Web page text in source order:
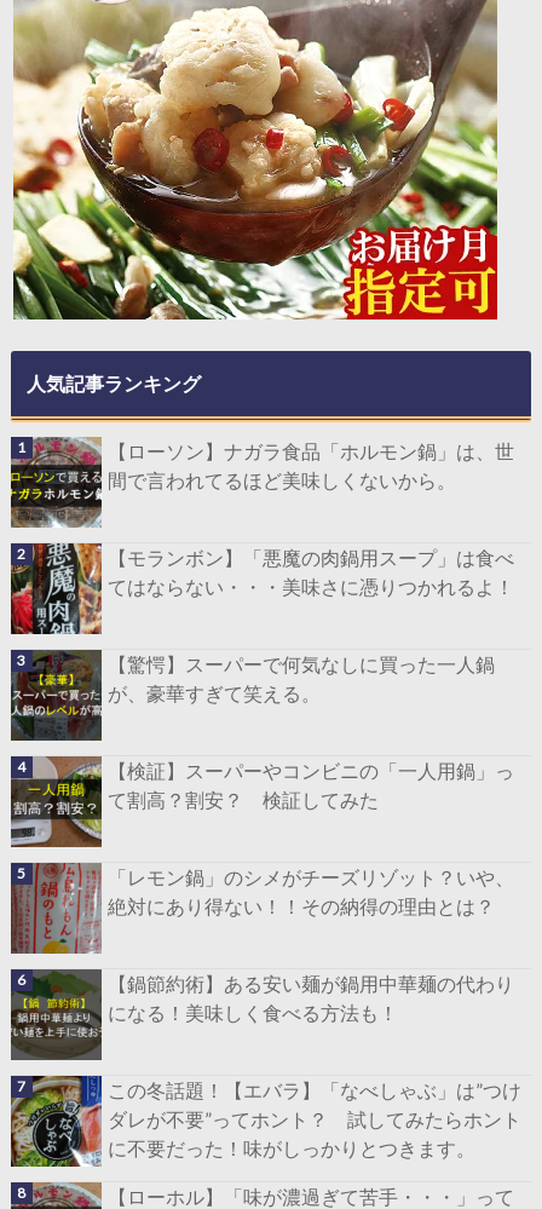
人気記事ランキング
【ローソン】ナガラ食品「ホルモン鍋」は、世
間で言われてるほど美味しくないから。
【モランボン】「悪魔の肉鍋用スープ」は食べ
てはならない・・・美味さに憑りつかれるよ！
【驚愕】スーパーで何気なしに買った一人鍋
が、豪華すぎて笑える。
【検証】スーパーやコンビニの「一人用鍋」っ
て割高？割安？ 検証してみた
「レモン鍋」のシメがチーズリゾット？いや、
絶対にあり得ない！！その納得の理由とは？
【鍋節約術】ある安い麺が鍋用中華麺の代わり
になる！美味しく食べる方法も！
この冬話題！【エバラ】「なべしゃぶ」は”つけ
ダレが不要”ってホント？ 試してみたらホント
に不要だった！味がしっかりとつきます。
【ローホル】「味が濃過ぎて苦手・・・」って